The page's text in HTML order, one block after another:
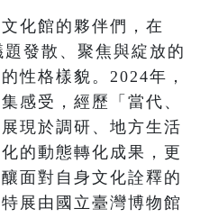
化館的夥伴們，在
發散、聚焦與綻放的
性格樣貌。2024年，
感受，經歷「當代、
現於調研、地方生活
的動態轉化成果，更
面對自身文化詮釋的
展由國立臺灣博物館